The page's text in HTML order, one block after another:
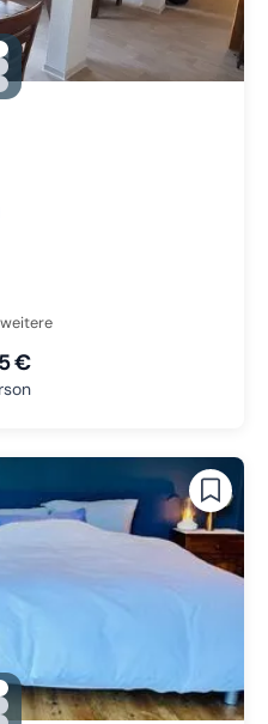
Zu Slide 1 wechseln
Zu Slide 2 wechseln
Zu Slide 3 wechseln
€
Zu Slide 1 wechseln